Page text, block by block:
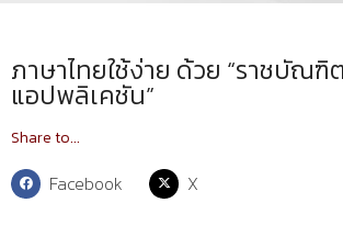
ภาษาไทยใช้ง่าย ด้วย “ราชบัณฑิ
แอปพลิเคชัน”
Share to...
Facebook X